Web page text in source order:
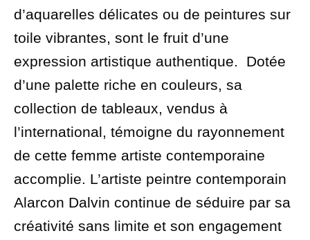
d’aquarelles délicates ou de peintures sur
toile vibrantes, sont le fruit d’une
expression artistique authentique. Dotée
d’une palette riche en couleurs, sa
collection de tableaux, vendus à
l’international, témoigne du rayonnement
de cette femme artiste contemporaine
accomplie. L’artiste peintre contemporain
Alarcon Dalvin continue de séduire par sa
créativité sans limite et son engagement